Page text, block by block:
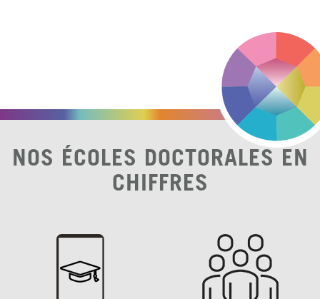
NOS ÉCOLES DOCTORALES EN
CHIFFRES